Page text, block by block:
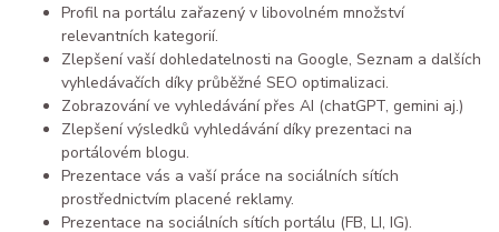
Profil na portálu zařazený v libovolném množství
relevantních kategorií.
Zlepšení vaší dohledatelnosti na Google, Seznam a dalších
vyhledávačích díky průběžné SEO optimalizaci.
Zobrazování ve vyhledávání přes AI (chatGPT, gemini aj.)
Zlepšení výsledků vyhledávání díky prezentaci na
portálovém blogu.
Prezentace vás a vaší práce na sociálních sítích
prostřednictvím placené reklamy.
Prezentace na sociálních sítích portálu (FB, LI, IG).